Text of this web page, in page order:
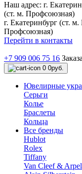
Наш адрес: г.
(ст. м. Профсоюзная)
г. Екатеринбург (ст.
Профсоюзная)
Перейти в контакты
+7 909 006 75 16
0 0руб.
Ювелирные
Серьги
Колье
Браслеты
Кольца
Все бренды
Hublot
Rolex
Tiffany
Van Cleef &